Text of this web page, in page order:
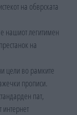
на обврската
нашиот легитимен
на
цели во рамките
прописи.
пат,